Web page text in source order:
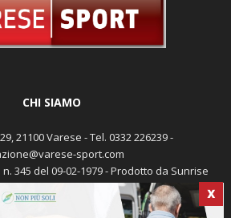
X
21100 Varese - Tel. 0332 226239 -
sport.com
345 del 09-02-1979 - Prodotto da Sunrise
Michele Marocco -Cookie policy